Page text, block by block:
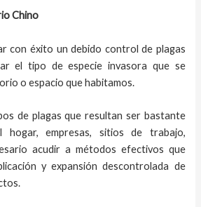
Chino
con éxito un debido control de plagas
el tipo de especie invasora que se
o espacio que habitamos.
de plagas que resultan ser bastante
hogar, empresas, sitios de trabajo,
acudir a métodos efectivos que
y expansión descontrolada de